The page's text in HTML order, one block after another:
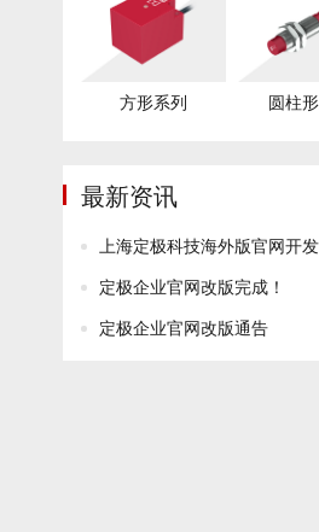
方形系列 圆柱
最新资讯
上海定极科技海外版官网开
定极企业官网改版完成！
定极企业官网改版通告